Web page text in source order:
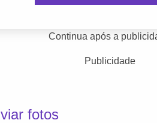
Continua após a
Publicidade
fotos